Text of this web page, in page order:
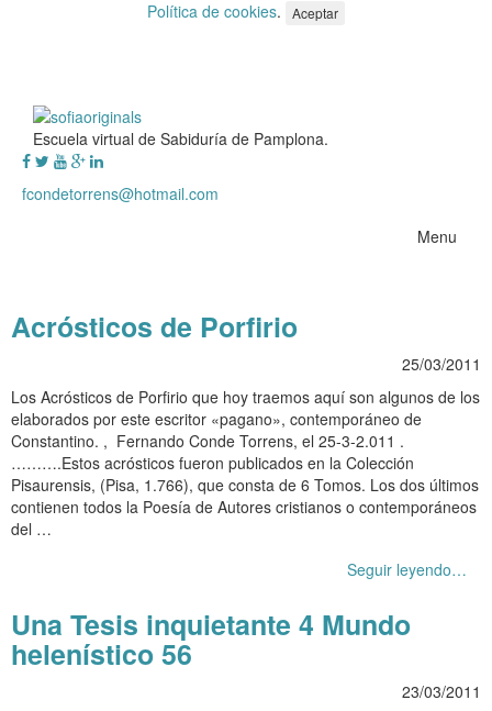
Política de cookies. Aceptar
Escuela virtual de Sabiduría de Pamplona.
fcondetorrens@hotmail.com
Menu
Acrósticos de Porfirio
25/03/2011
Los Acrósticos de Porfirio que hoy traemos aquí son algunos de los
elaborados por este escritor «pagano», contemporáneo de
Constantino. , Fernando Conde Torrens, el 25-3-2.011 .
……….Estos acrósticos fueron publicados en la Colección
Pisaurensis, (Pisa, 1.766), que consta de 6 Tomos. Los dos últimos
contienen todos la Poesía de Autores cristianos o contemporáneos
del …
Seguir leyendo…
Una Tesis inquietante 4 Mundo
helenístico 56
23/03/2011